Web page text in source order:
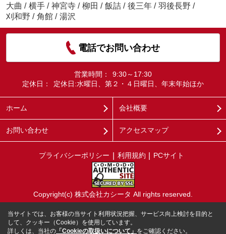
大曲 / 横手 / 神宮寺 / 柳田 / 飯詰 / 後三年 / 羽後長野 /
刈和野 / 角館 / 湯沢
電話でお問い合わせ
営業時間：
9:30～17:30
定休日：
定休日:水曜日、第２・４日曜日、年末年始ほか
ホーム 会社概要
お問い合わせ アクセスマップ
プライバシーポリシー 利用規約 PCサイト
Copyright(c) 株式会社カシータ All rights reserved.
当サイトでは、お客様の当サイト利用状況把握、サービス向上検討を目的と
して、クッキー（Cookie）を使用しています。
詳しくは、当社の 「Cookieの取扱いについて」 をご確認ください。